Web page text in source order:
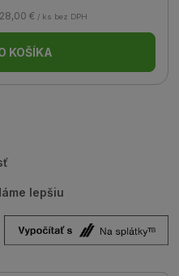
€ / ks bez DPH
KOŠÍKA
lepšiu